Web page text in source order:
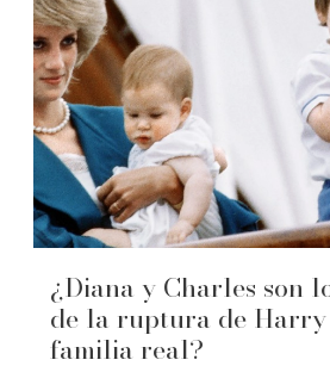
¿Diana y Charles son
de la ruptura de
familia real?